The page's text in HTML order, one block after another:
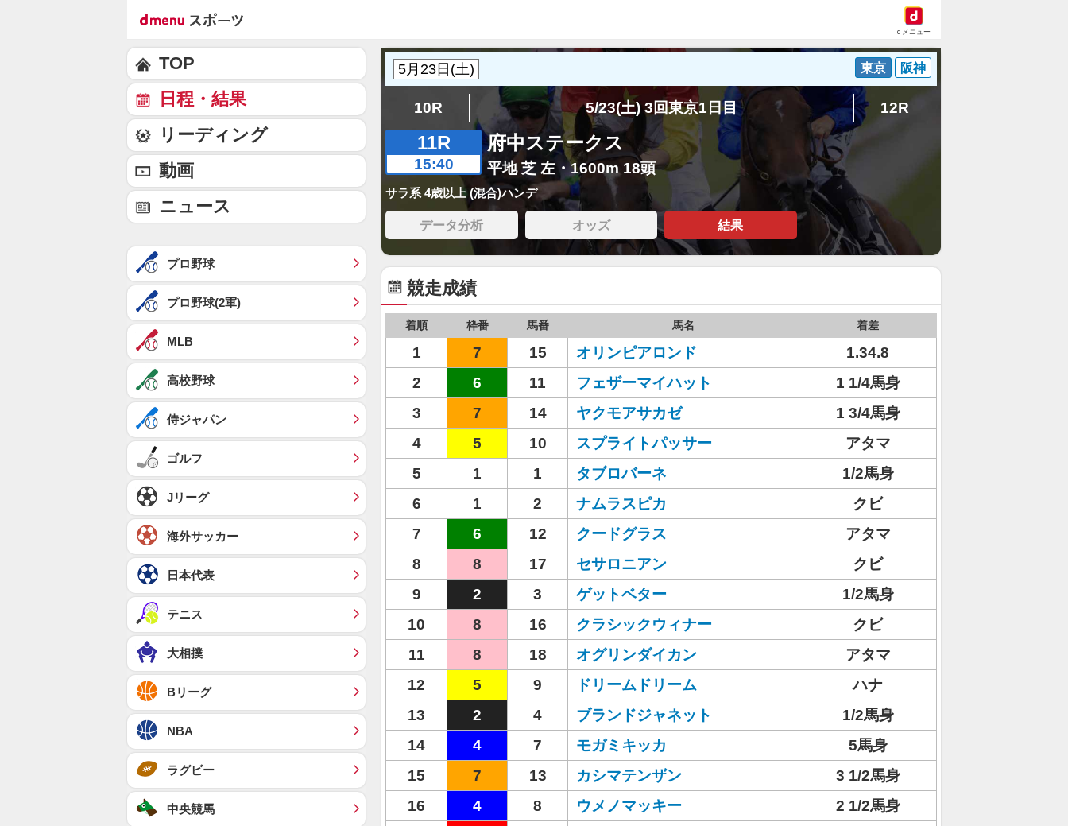
dメニュー
東京 阪神
10R 5/23(土) 3回東京1日目 12R
11R
15:40
府中ステークス
平地 芝 左・1600m 18頭
サラ系 4歳以上 (混合)ハンデ
データ分析 オッズ 結果
競走成績
着順 枠番 馬番 馬名 着差
1 7 15 オリンピアロンド
1.34.8
2
6 11 フェザーマイハット
1 1/4馬身
3
7 14 ヤクモアサカゼ
1 3/4馬身
4
5 10 スプライトパッサー
アタマ
5
1 1 タブロバーネ
1/2馬身
6
1 2 ナムラスピカ
クビ
7
6 12 クードグラス
アタマ
8
8 17 セサロニアン
クビ
9
2 3 ゲットベター
1/2馬身
10
8 16 クラシックウィナー
クビ
11
8 18 オグリンダイカン
アタマ
12
5 9 ドリームドリーム
ハナ
13
2 4 ブランドジャネット
1/2馬身
14
4 7 モガミキッカ
5馬身
15
7 13 カシマテンザン
3 1/2馬身
16
4 8 ウメノマッキー
2 1/2馬身
TOP
日程・結果
リーディング
動画
ニュース
プロ野球
プロ野球(2軍)
MLB
高校野球
侍ジャパン
ゴルフ
Jリーグ
海外サッカー
日本代表
テニス
大相撲
Bリーグ
NBA
ラグビー
中央競馬